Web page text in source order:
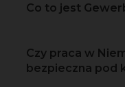
Co to jest
Czy praca w
bezpieczna pod